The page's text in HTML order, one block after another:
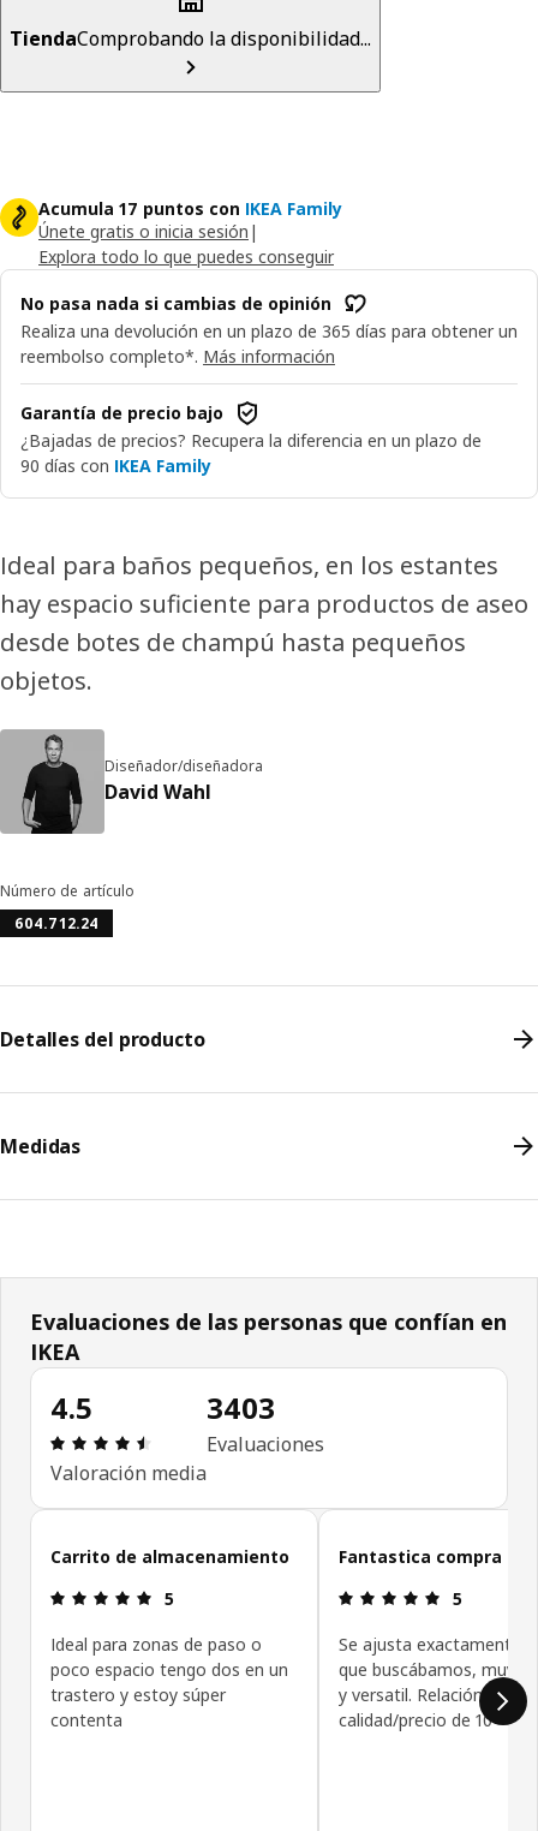
TiendaComprobando la disponibilidad...
Acumula 17 puntos con IKEA Family
Únete gratis o inicia sesión |
Explora todo lo que puedes conseguir
No pasa nada si cambias de opinión
Realiza una devolución en un plazo de 365 días para obtener un
reembolso completo*. Más información
Garantía de precio bajo
¿Bajadas de precios? Recupera la diferencia en un plazo de
90 días con IKEA Family
Ideal para baños pequeños, en los estantes
hay espacio suficiente para productos de aseo
desde botes de champú hasta pequeños
objetos.
Diseñador/diseñadora
David Wahl
Número de artículo
604.712.24
Detalles del producto
Medidas
Evaluaciones de las personas que confían en
IKEA
4.5
Reseña: 4.5 de 5 estrellas. Reseñas totales: 3403
Valoración media
3403
Evaluaciones
Omitir evaluaciones de las personas que confían en IKEA
Carrito de almacenamiento
Reseña: 5 de 5 estrellas.
5
Ideal para zonas de paso o
poco espacio tengo dos en un
trastero y estoy súper
contenta
Fantastica compra
Reseña: 5
5
Se ajusta exactamente
que buscábamos, muy
y versatil. Relación
calidad/precio de 10